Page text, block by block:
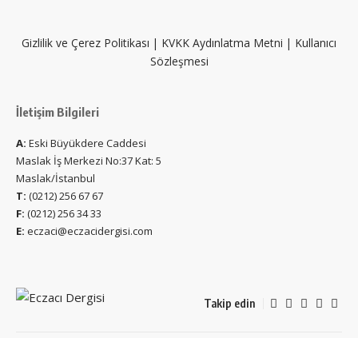
Gizlilik ve Çerez Politikası | KVKK Aydınlatma Metni | Kullanıcı
Sözleşmesi
İletişim Bilgileri
A: Eski Büyükdere Caddesi
Maslak İş Merkezi No:37 Kat: 5
Maslak/İstanbul
T: (0212) 256 67 67
F: (0212) 256 34 33
E: eczaci@eczacidergisi.com
Takip edin